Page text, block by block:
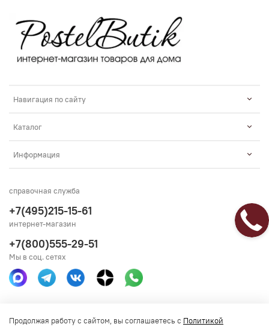
Навигация по сайту
Каталог
Информация
Получить консультацию
справочная служба
+7(495)215-15-61
интернет-магазин
+7(800)555-29-51
Мы в соц. сетях
Продолжая работу с сайтом, вы соглашаетесь с Политикой